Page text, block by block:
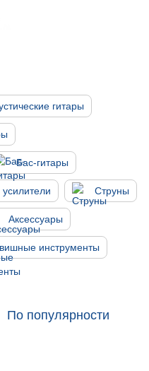
гитары
Бас-гитары
Струны
Аксессуары
инструменты
По популярности